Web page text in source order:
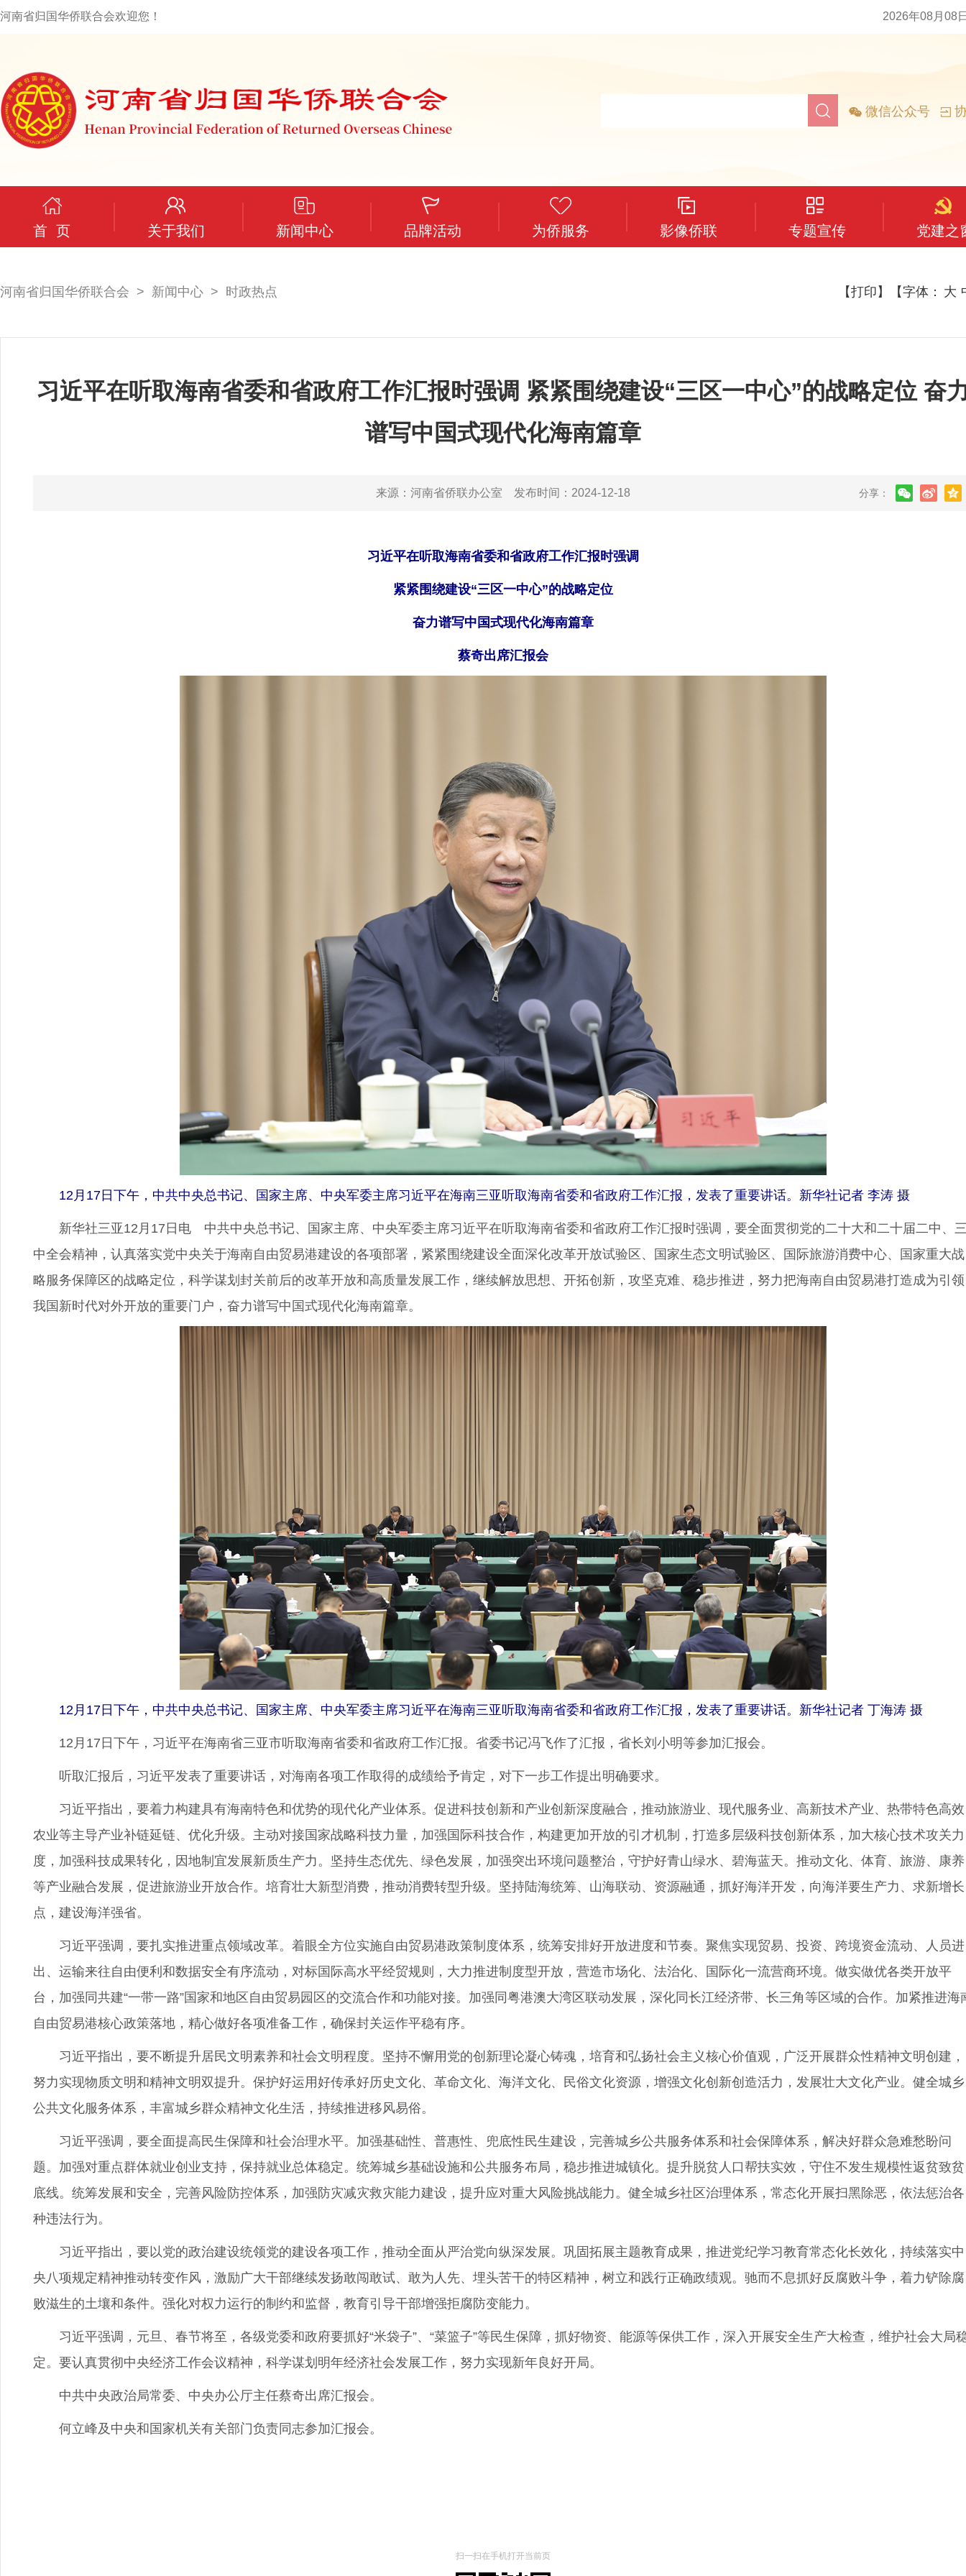
河南省归国华侨联合会欢迎您！ 2026年08月08
微信公众号
首 页 关于我们 新闻中心 品牌活动 为侨服务 影像侨联 专题宣传 党建之
河南省归国华侨联合会 新闻中心 时政热点 【打印】 【字体： 大
习近平在听取海南省委和省政府工作汇报时强调 紧紧围绕建设“三区一中心”的战略定位 奋
谱写中国式现代化海南篇章
来源： 河南省侨联办公室 发布时间： 2024-12-18 分享：
习近平在听取海南省委和省政府工作汇报时强调
紧紧围绕建设“三区一中心”的战略定位
奋力谱写中国式现代化海南篇章
蔡奇出席汇报会
12月17日下午，中共中央总书记、国家主席、中央军委主席习近平在海南三亚听取海南省委和省政府工作汇报，发表了重要讲话。新华社记者 李涛 摄
新华社三亚12月17日电 中共中央总书记、国家主席、中央军委主席习近平在听取海南省委和省政府工作汇报时强调，要全面贯彻党的二十大和二十届二中、
中全会精神，认真落实党中央关于海南自由贸易港建设的各项部署，紧紧围绕建设全面深化改革开放试验区、国家生态文明试验区、国际旅游消费中心、国家重大战
略服务保障区的战略定位，科学谋划封关前后的改革开放和高质量发展工作，继续解放思想、开拓创新，攻坚克难、稳步推进，努力把海南自由贸易港打造成为引领
我国新时代对外开放的重要门户，奋力谱写中国式现代化海南篇章。
12月17日下午，中共中央总书记、国家主席、中央军委主席习近平在海南三亚听取海南省委和省政府工作汇报，发表了重要讲话。新华社记者 丁海涛 摄
12月17日下午，习近平在海南省三亚市听取海南省委和省政府工作汇报。省委书记冯飞作了汇报，省长刘小明等参加汇报会。
听取汇报后，习近平发表了重要讲话，对海南各项工作取得的成绩给予肯定，对下一步工作提出明确要求。
习近平指出，要着力构建具有海南特色和优势的现代化产业体系。促进科技创新和产业创新深度融合，推动旅游业、现代服务业、高新技术产业、热带特色高效
农业等主导产业补链延链、优化升级。主动对接国家战略科技力量，加强国际科技合作，构建更加开放的引才机制，打造多层级科技创新体系，加大核心技术攻关力
度，加强科技成果转化，因地制宜发展新质生产力。坚持生态优先、绿色发展，加强突出环境问题整治，守护好青山绿水、碧海蓝天。推动文化、体育、旅游、康养
等产业融合发展，促进旅游业开放合作。培育壮大新型消费，推动消费转型升级。坚持陆海统筹、山海联动、资源融通，抓好海洋开发，向海洋要生产力、求新增长
点，建设海洋强省。
习近平强调，要扎实推进重点领域改革。着眼全方位实施自由贸易港政策制度体系，统筹安排好开放进度和节奏。聚焦实现贸易、投资、跨境资金流动、人员进
出、运输来往自由便利和数据安全有序流动，对标国际高水平经贸规则，大力推进制度型开放，营造市场化、法治化、国际化一流营商环境。做实做优各类开放平
台，加强同共建“一带一路”国家和地区自由贸易园区的交流合作和功能对接。加强同粤港澳大湾区联动发展，深化同长江经济带、长三角等区域的合作。加紧推进海
自由贸易港核心政策落地，精心做好各项准备工作，确保封关运作平稳有序。
习近平指出，要不断提升居民文明素养和社会文明程度。坚持不懈用党的创新理论凝心铸魂，培育和弘扬社会主义核心价值观，广泛开展群众性精神文明创建，
努力实现物质文明和精神文明双提升。保护好运用好传承好历史文化、革命文化、海洋文化、民俗文化资源，增强文化创新创造活力，发展壮大文化产业。健全城乡
公共文化服务体系，丰富城乡群众精神文化生活，持续推进移风易俗。
习近平强调，要全面提高民生保障和社会治理水平。加强基础性、普惠性、兜底性民生建设，完善城乡公共服务体系和社会保障体系，解决好群众急难愁盼问
题。加强对重点群体就业创业支持，保持就业总体稳定。统筹城乡基础设施和公共服务布局，稳步推进城镇化。提升脱贫人口帮扶实效，守住不发生规模性返贫致贫
底线。统筹发展和安全，完善风险防控体系，加强防灾减灾救灾能力建设，提升应对重大风险挑战能力。健全城乡社区治理体系，常态化开展扫黑除恶，依法惩治各
种违法行为。
习近平指出，要以党的政治建设统领党的建设各项工作，推动全面从严治党向纵深发展。巩固拓展主题教育成果，推进党纪学习教育常态化长效化，持续落实中
央八项规定精神推动转变作风，激励广大干部继续发扬敢闯敢试、敢为人先、埋头苦干的特区精神，树立和践行正确政绩观。驰而不息抓好反腐败斗争，着力铲除腐
败滋生的土壤和条件。强化对权力运行的制约和监督，教育引导干部增强拒腐防变能力。
习近平强调，元旦、春节将至，各级党委和政府要抓好“米袋子”、“菜篮子”等民生保障，抓好物资、能源等保供工作，深入开展安全生产大检查，维护社会大局
定。要认真贯彻中央经济工作会议精神，科学谋划明年经济社会发展工作，努力实现新年良好开局。
中共中央政治局常委、中央办公厅主任蔡奇出席汇报会。
何立峰及中央和国家机关有关部门负责同志参加汇报会。
扫一扫在手机打开当前页